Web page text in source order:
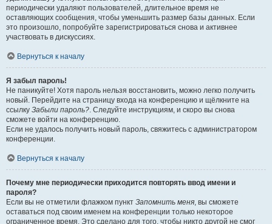
периодически удаляют пользователей, длительное время не
оставляющих сообщения, чтобы уменьшить размер базы данных. Если
это произошло, попробуйте зарегистрироваться снова и активнее
участвовать в дискуссиях.
Вернуться к началу
Я забыл пароль!
Не паникуйте! Хотя пароль нельзя восстановить, можно легко получить
новый. Перейдите на страницу входа на конференцию и щёлкните на
ссылку Забыли пароль?. Следуйте инструкциям, и скоро вы снова
сможете войти на конференцию.
Если не удалось получить новый пароль, свяжитесь с администратором
конференции.
Вернуться к началу
Почему мне периодически приходится повторять ввод имени и
пароля?
Если вы не отметили флажком пункт Запомнить меня, вы сможете
оставаться под своим именем на конференции только некоторое
ограниченное время. Это сделано для того, чтобы никто другой не смог